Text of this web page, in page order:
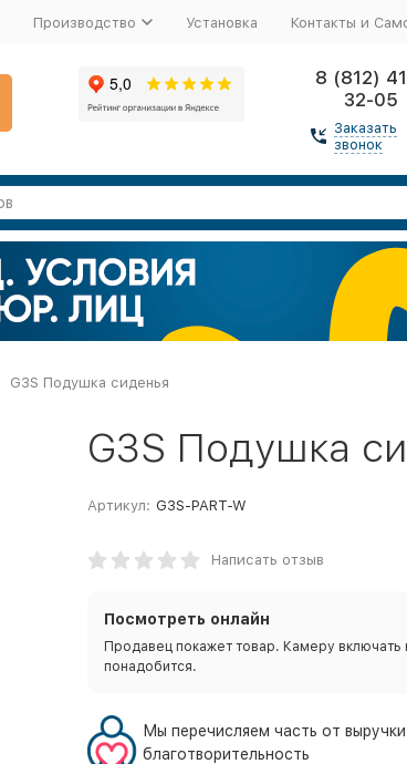
Производство Установка Контакты и
8 (812)
32-05
Заказать
звонок
G3S Подушка сиденья
G3S Подушка
Артикул: G3S-PART-W
Написать отзыв
Посмотреть онлайн
Продавец покажет товар. Камеру включать
понадобится.
Мы перечисляем часть от
благотворительность